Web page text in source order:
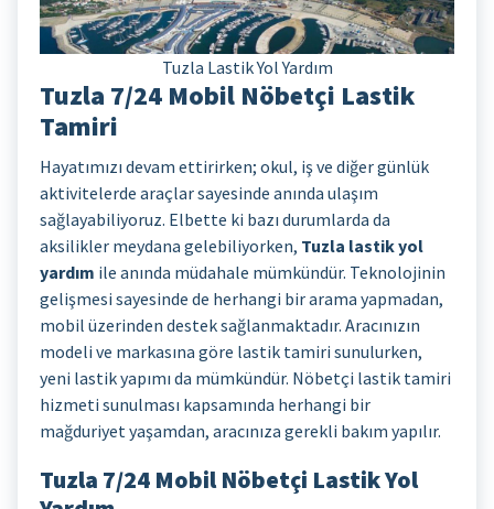
Tuzla Lastik Yol Yardım
Tuzla 7/24 Mobil Nöbetçi Lastik
Tamiri
Hayatımızı devam ettirirken; okul, iş ve diğer günlük
aktivitelerde araçlar sayesinde anında ulaşım
sağlayabiliyoruz. Elbette ki bazı durumlarda da
aksilikler meydana gelebiliyorken, Tuzla lastik yol
yardım ile anında müdahale mümkündür. Teknolojinin
gelişmesi sayesinde de herhangi bir arama yapmadan,
mobil üzerinden destek sağlanmaktadır. Aracınızın
modeli ve markasına göre lastik tamiri sunulurken,
yeni lastik yapımı da mümkündür. Nöbetçi lastik tamiri
hizmeti sunulması kapsamında herhangi bir
mağduriyet yaşamdan, aracınıza gerekli bakım yapılır.
Tuzla 7/24 Mobil Nöbetçi Lastik Yol